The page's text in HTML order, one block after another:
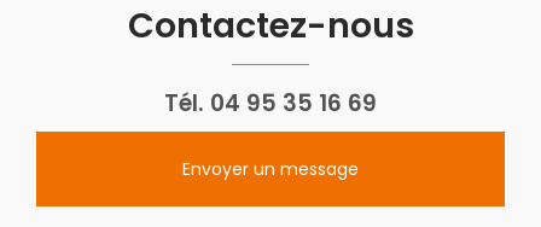
Contactez-nous
Tél. 04 95 35 16 69
Envoyer un message